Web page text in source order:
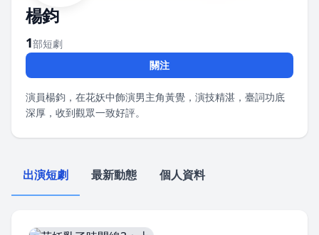
楊鈞
1部短劇
關注
演員楊鈞，在花妖中飾演男主角黃覺，演技精湛，臺詞功底
深厚，收到觀眾一致好評。
出演短劇 最新動態 個人資料